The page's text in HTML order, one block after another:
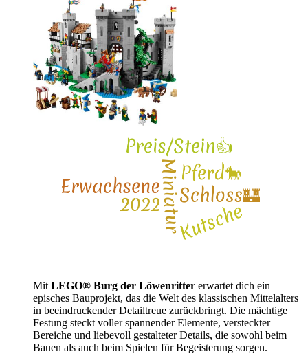
Mit LEGO® Burg der Löwenritter erwartet dich ein
episches Bauprojekt, das die Welt des klassischen Mittelalters
in beeindruckender Detailtreue zurückbringt. Die mächtige
Festung steckt voller spannender Elemente, versteckter
Bereiche und liebevoll gestalteter Details, die sowohl beim
Bauen als auch beim Spielen für Begeisterung sorgen.